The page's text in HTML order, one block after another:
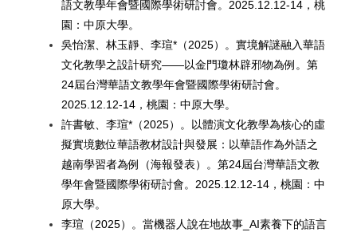
語文教學年會暨國際學術研討會。2025.12.12-14，桃
園：中原大學。
吳怡潔、林玉靜、李瑄*（2025）。實境解謎融入華語
文化教學之設計研究——以金門瓊林辟邪物為例。第
24屆台灣華語文教學年會暨國際學術研討會。
2025.12.12-14，桃園：中原大學。
許書敏、李瑄*（2025）。以體演文化教學為核心的虛
擬實境數位華語教材設計與發展：以華語作為外語之
越南學習者為例（海報發表）。第24屆台灣華語文教
學年會暨國際學術研討會。2025.12.12-14，桃園：中
原大學。
李瑄（2025）。當機器人說在地故事_AI素養下的語言